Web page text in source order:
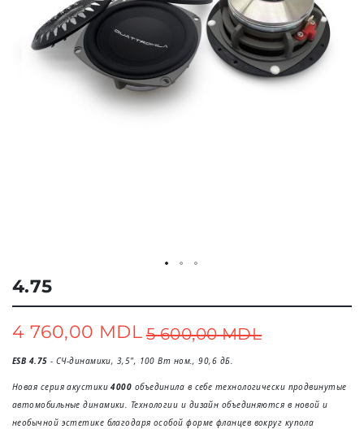
4.75
Special
4 760,00 MDL 5 600,00 MDL
ESB 4.75- СЧ-динамики, 3,5", 100 Вт ном., 90,6 дБ.
Новая серия акустики4000 объединила в себе технологически продвинутые
автомобильные динамики. Технологии и дизайн объединяются в новой и
необычной эстетике благодаря особой форме фланцев вокруг купола
Skip
to
the
of
the
gallery